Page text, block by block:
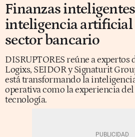
Finanzas
inteligencia artificial
sector bancario
DISRUPTORES reúne a expertos
Logixs, SEIDOR y Signaturit
está transformando la
operativa como la experiencia
tecnología.